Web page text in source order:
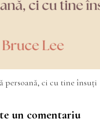
ci cu tine însuți
un comentariu